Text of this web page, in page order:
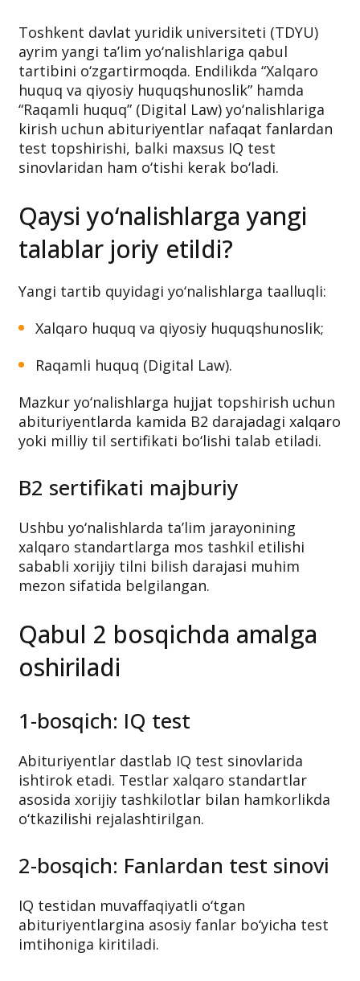
Toshkent davlat yuridik universiteti (TDYU)
ayrim yangi ta’lim yo‘nalishlariga qabul
tartibini o‘zgartirmoqda. Endilikda “Xalqaro
huquq va qiyosiy huquqshunoslik” hamda
“Raqamli huquq” (Digital Law) yo‘nalishlariga
kirish uchun abituriyentlar nafaqat fanlardan
test topshirishi, balki maxsus IQ test
sinovlaridan ham o‘tishi kerak bo‘ladi.
Qaysi yo‘nalishlarga yangi
talablar joriy etildi?
Yangi tartib quyidagi yo‘nalishlarga taalluqli:
Xalqaro huquq va qiyosiy huquqshunoslik;
Raqamli huquq (Digital Law).
Mazkur yo‘nalishlarga hujjat topshirish uchun
abituriyentlarda kamida B2 darajadagi xalqaro
yoki milliy til sertifikati bo‘lishi talab etiladi.
B2 sertifikati majburiy
Ushbu yo‘nalishlarda ta’lim jarayonining
xalqaro standartlarga mos tashkil etilishi
sababli xorijiy tilni bilish darajasi muhim
mezon sifatida belgilangan.
Qabul 2 bosqichda amalga
oshiriladi
1-bosqich: IQ test
Abituriyentlar dastlab IQ test sinovlarida
ishtirok etadi. Testlar xalqaro standartlar
asosida xorijiy tashkilotlar bilan hamkorlikda
o‘tkazilishi rejalashtirilgan.
2-bosqich: Fanlardan test sinovi
IQ testidan muvaffaqiyatli o‘tgan
abituriyentlargina asosiy fanlar bo‘yicha test
imtihoniga kiritiladi.